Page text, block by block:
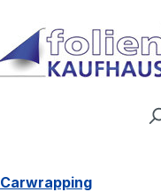
Carwrapping